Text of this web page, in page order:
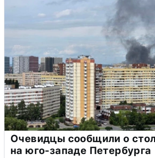
Очевидцы сообщили о
на юго-западе Петербурга